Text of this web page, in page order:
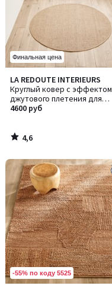
Финальная цена
LA REDOUTE INTERIEURS
Круглый ковер с эффектом
джутового плетения для
внутренних помещений и
4600 руб
4,6
/ 5
4,6
/
-55% по коду 5525